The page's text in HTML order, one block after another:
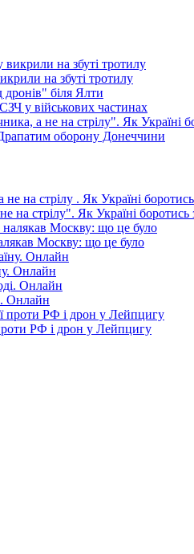
на збуті тротилу
біля Ялти
у військових частинах
а не на стрілу". Як Україні
оборону Донеччини
на стрілу". Як Україні боротись
Москву: що це було
Онлайн
Онлайн
РФ і дрон у Лейпцигу